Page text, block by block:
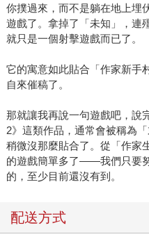
你撲過來，而不是躺在地上埋
遊戲了。拿掉了「未知」，連
就只是一個射擊遊戲而已了。
它的寓意如此貼合「作家新手
自來催稿了。
那就讓我再說一句遊戲吧，說
2》這類作品，通常會被稱為
稍微沒那麼貼合了。從「作家
的遊戲簡單多了——我們只要
的，至少目前還沒有到。
配送方式